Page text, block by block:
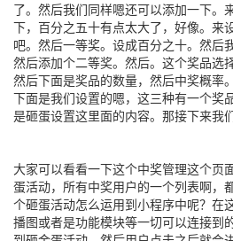
了。然后我们同样嗯还可以添加一下。
下，百分之五十有点太大了，好像。来
吧。然后一等奖。设成百分之十。然后
然后添加个二等奖。然后。这个奖品选
然后下面是奖品的数量，然后中奖概率
下面是我们设置的嗯，这三种有一个奖
是砸蛋设置这里面的内容。那接下来我
大家可以看看一下这个中奖管理这个页
蛋活动，所有中奖用户的一个列表啊，
个砸蛋活动怎么运用到小程序中呢？在
播图或者是功能模块等一切可以连接到